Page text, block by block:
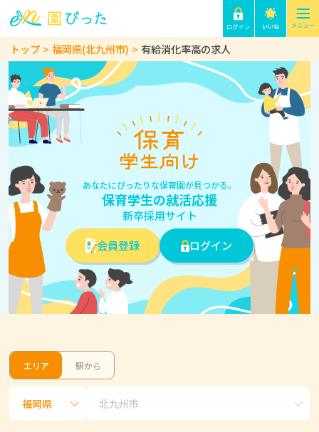
トップ 福岡県(北九州市) 有給消化率高の求人
あなたにぴったりな保育園が見つかる。
保育学生の就活応援
新卒採用サイト
会員登録
ログイン
エリア 駅から